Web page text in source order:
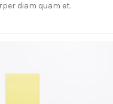
diam quam et.